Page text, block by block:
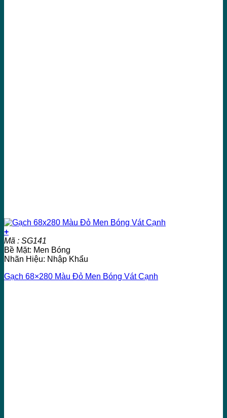
+
Mã : SG141
Bề Mặt: Men Bóng
Nhãn Hiệu: Nhập Khẩu
Gạch 68×280 Màu Đỏ Men Bóng Vát Cạnh